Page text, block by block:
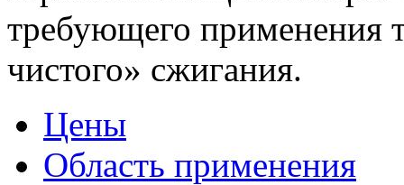
требующего применения
чистого» сжигания.
Цены
Область применения